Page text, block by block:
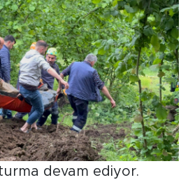
devam ediyor.